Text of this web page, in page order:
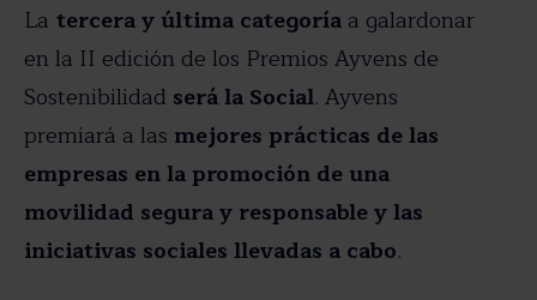
La tercera y última categoría a galardonar
en la II edición de los Premios Ayvens de
Sostenibilidad será la Social. Ayvens
premiará a las mejores prácticas de las
empresas en la promoción de una
movilidad segura y responsabley las
iniciativas sociales llevadas a cabo.